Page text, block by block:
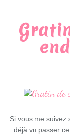
Si vous me suivez
déjà vu passer